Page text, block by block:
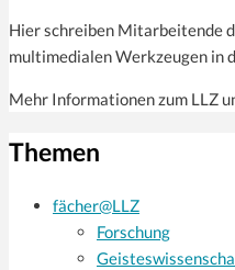
Hier schreiben Mitarbeitende
multimedialen Werkzeugen in
Mehr Informationen zum LLZ
Themen
fächer@LLZ
Forschung